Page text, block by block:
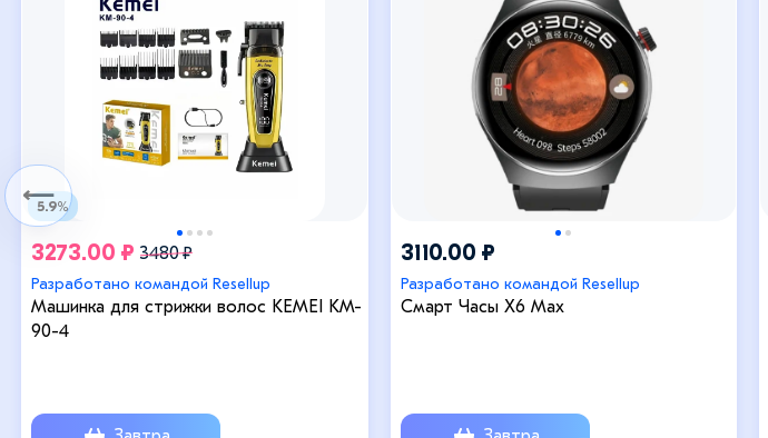
5.9%
3273.00 ₽ 3480 ₽
Разработано командой Resellup
Машинка для стрижки волос KEMEI KM-
90-4
3110.00 ₽
Разработано командой Resellup
Смарт Часы X6 Max
⟵